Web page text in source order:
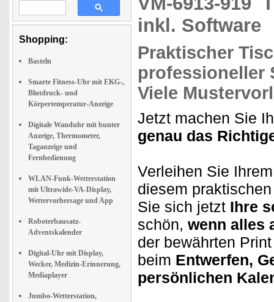
Shopping:
Basteln
Smarte Fitness-Uhr mit EKG-,
Blutdruck- und
Körpertemperatur-Anzeige
Digitale Wanduhr mit bunter
Anzeige, Thermometer,
Taganzeige und
Fernbedienung
WLAN-Funk-Wetterstation
mit Ultrawide-VA-Display,
Wettervorhersage und App
Roboterbausatz-
Adventskalender
Digital-Uhr mit Display,
Wecker, Medizin-Erinnerung,
Mediaplayer
Jumbo-Wetterstation,
inkl. Software
Praktischer
professioneller
Viele
Jetzt machen Sie
genau das
Verleihen Sie
diesem
Sie sich jetzt Ihre
schön, wenn alles
der bewährten
beim Entwerfen,
persönlichen